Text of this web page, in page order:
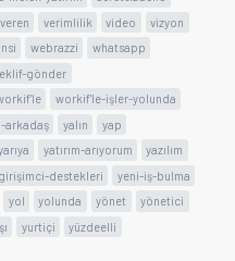
veren verimlilik video
vizyon
webrazzi
whatsapp
gönder
workif'le-işler-yolunda
arkadaş yalın
yap
yatırım-arıyorum
yazılım
destekleri
yeni-iş-bulma
yol yolunda yönet
yönetici
yurtiçi
yüzdeelli